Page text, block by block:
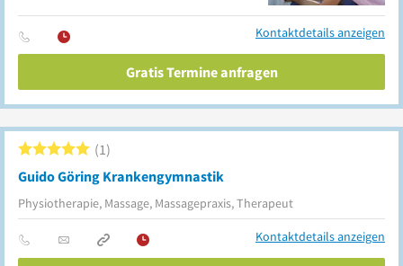
Kontaktdetails anzeigen
Gratis Termine anfragen
Guido Göring Krankengymnastik
Physiotherapie, Massage, Massagepraxis, Therapeut
1
Kontaktdetails anzeigen